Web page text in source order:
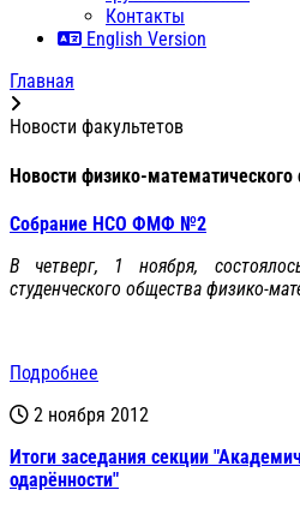
Контакты
English Version
Главная
Новости факультетов
Новости физико-математического
Собрание НСО ФМФ №2
В четверг, 1 ноября,
студенческого общества физико-
Подробнее
2 ноября 2012
Итоги заседания секции
одарённости"